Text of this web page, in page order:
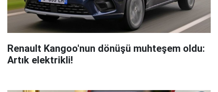
Renault Kangoo'nun dönüşü muhteşem oldu:
Artık elektrikli!